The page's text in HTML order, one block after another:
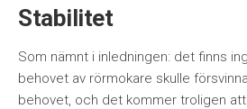
Stabilitet
Som nämnt i inledningen: det finns
behovet av rörmokare skulle
behovet, och det kommer troligen